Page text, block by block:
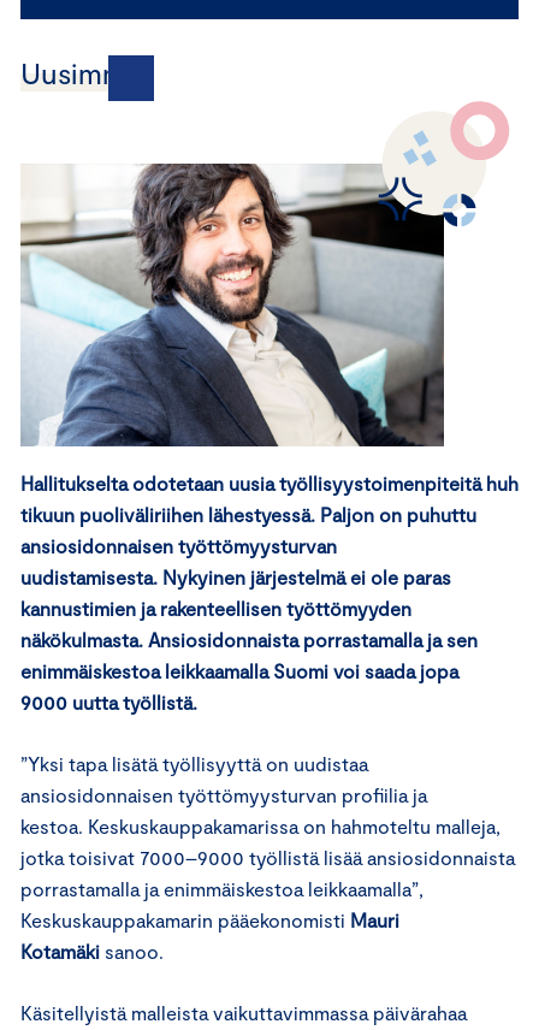
Uusimmat
Hallitukselta odotetaan uusia työllisyystoimenpiteitä huh
tikuun puoliväliriihen lähestyessä. Paljon on puhuttu
ansiosidonnaisen työttömyysturvan
uudistamisesta. Nykyinen järjestelmä ei ole paras
kannustimien ja rakenteellisen työttömyyden
näkökulmasta. Ansiosidonnaista porrastamalla ja sen
enimmäiskestoa leikkaamalla Suomi voi saada jopa
9000 uutta työllistä.
”Yksi tapa lisätä työllisyyttä on uudistaa
ansiosidonnaisen työttömyysturvan profiilia ja
kestoa. Keskuskauppakamarissa on hahmoteltu malleja,
jotka toisivat 7000–9000 työllistä lisää ansiosidonnaista
porrastamalla ja enimmäiskestoa leikkaamalla”,
Keskuskauppakamarin pääekonomisti Mauri
Kotamäki sanoo.
Käsitellyistä malleista vaikuttavimmassa päivärahaa